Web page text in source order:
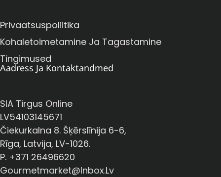
Privaatsuspoliitika
Kohaletoimetamine Ja Tagastamine
Tingimused
Aadress Ja Kontaktandmed
SIA Tirgus Online
LV54103145671
Čiekurkalna 8. Šķērslīnija 6-6,
Rīga, Latvija, LV-1026.
P. +371 26496620
Gourmetmarket@inbox.lv